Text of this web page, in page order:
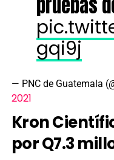
gqi9j
— PNC de Guatemala
2021
Kron
por Q7.3